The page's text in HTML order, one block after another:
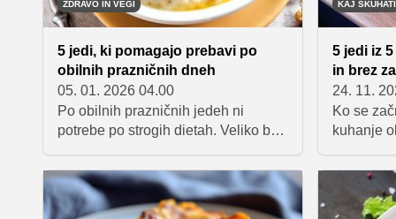
ZDRAVO IN VEGI
5 jedi, ki pomagajo prebavi po
obilnih prazničnih dneh
05. 01. 2026 04.00
Po obilnih prazničnih jedeh ni
potrebe po strogih dietah. Veliko bolj
preprostih, toplih in lahko
prebavljivih obrokih, ki telesu
omogočijo, da se postopoma vrne v
KAJ SKUHATI
5 jedi iz
in brez
24. 11.
Ko se
kuhanje
velika.
ki jih